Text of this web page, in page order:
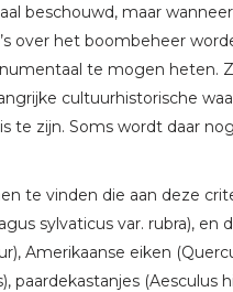
beschouwd, maar
over het boombeheer
te mogen heten.
cultuurhistorische
te zijn. Soms wordt daar
te vinden die aan deze
sylvaticus var. rubra), en
Amerikaanse eiken
paardekastanjes (Aesculus